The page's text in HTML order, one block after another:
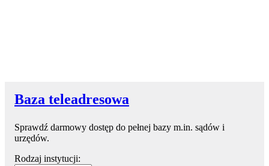
Baza teleadresowa
Sprawdź darmowy dostęp do pełnej bazy m.in. sądów i
urzędów.
Rodzaj instytucji: